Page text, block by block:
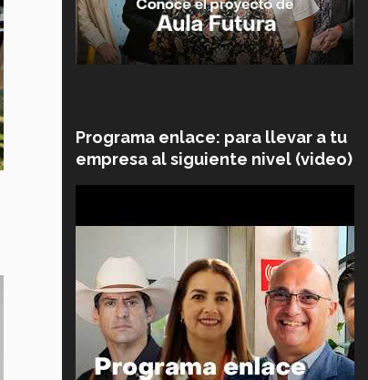
Programa enlace: para llevar a tu
empresa al siguiente nivel (video)